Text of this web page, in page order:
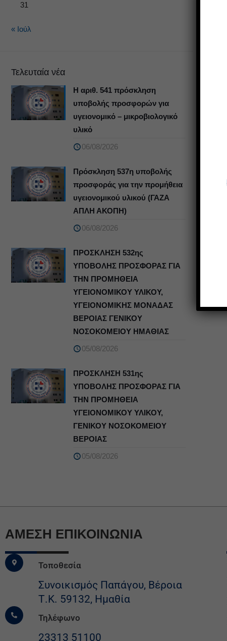
31
« Ιούλ
Τελευταία νέα
Η αριθ. 541 πρόσκληση
υποβολής προσφορών για
υγειονομικό – μικροβιολογικό
υλικό
06/08/2026
Πρόσκληση 537η υποβολής
προσφοράς για την προμήθεια
υγειονομικού υλικού (ΓΑΖΑ
ΑΠΛΗ ΑΚΟΠΗ)
06/08/2026
ΠΡΟΣΚΛΗΣΗ 532ης
ΥΠΟΒΟΛΗΣ ΠΡΟΣΦΟΡΑΣ ΓΙΑ
ΤΗΝ ΠΡΟΜΗΘΕΙΑ
ΥΓΕΙΟΝΟΜΙΚΟΥ ΥΛΙΚΟΥ,
ΥΓΕΙΟΝΟΜΙΚΗΣ ΜΟΝΑΔΑΣ
ΒΕΡΟΙΑΣ ΓΕΝΙΚΟΥ
ΝΟΣΟΚΟΜΕΙΟΥ ΗΜΑΘΙΑΣ
05/08/2026
ΠΡΟΣΚΛΗΣΗ 531ης
ΥΠΟΒΟΛΗΣ ΠΡΟΣΦΟΡΑΣ ΓΙΑ
ΤΗΝ ΠΡΟΜΗΘΕΙΑ
ΥΓΕΙΟΝΟΜΙΚΟΥ ΥΛΙΚΟΥ,
ΓΕΝΙΚΟΥ ΝΟΣΟΚΟΜΕΙΟΥ
ΒΕΡΟΙΑΣ
05/08/2026
ΆΜΕΣΗ ΕΠΙΚΟΙΝΩΝΙΑ
Τοποθεσία
Συνοικισμός Παπάγου, Βέροια
Τ.Κ. 59132, Ημαθία
Τηλέφωνο
23313 51100